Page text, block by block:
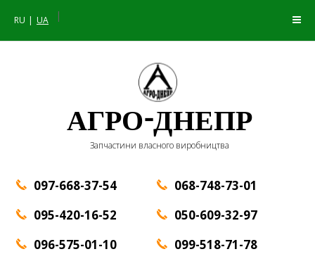
RU UA |
АГРО-ДНЕПР
Запчастини власного виробництва
097-668-37-54
095-420-16-52
096-575-01-10
068-748-73-01
050-609-32-97
099-518-71-78